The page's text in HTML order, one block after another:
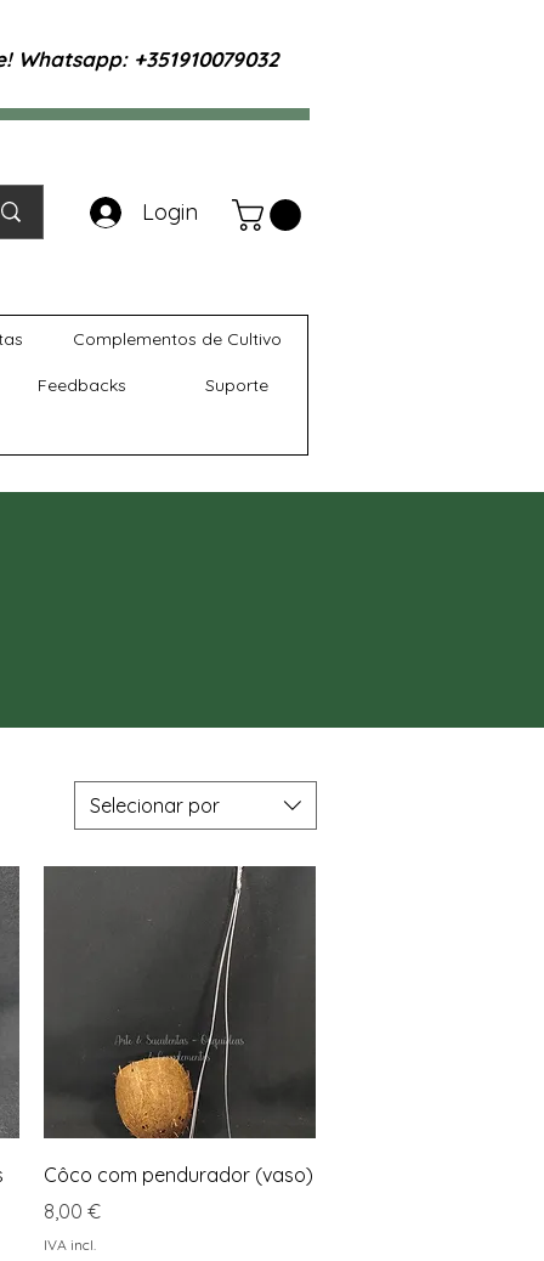
Whatsapp: +351910079032
Login
Complementos de Cultivo
Feedbacks Suporte
Selecionar por
Visualização rápida
Côco com pendurador (vaso)
Preço
8,00 €
IVA incl.